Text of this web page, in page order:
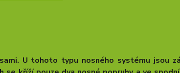
U tohoto typu nosného systému jsou